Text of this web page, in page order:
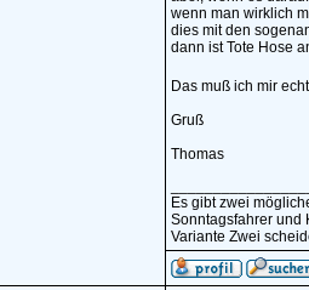
wenn man wirklich
dies mit den
dann ist Tote Hose
Das muß ich mir
Gruß
Thomas
Es gibt zwei
Sonntagsfahrer und
Variante Zwei